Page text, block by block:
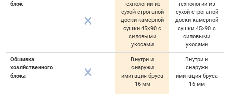
блок
технологии из
сухой строганой
доски камерной
сушки 45×90 с
силовыми
укосами
технологии из
сухой строганой
доски камерной
сушки 45×90 с
силовыми
укосами
Обшивка
хозяйственного
блока
Внутри и
снаружи
имитация бруса
16 мм
Внутри и
снаружи
имитация бруса
16 мм